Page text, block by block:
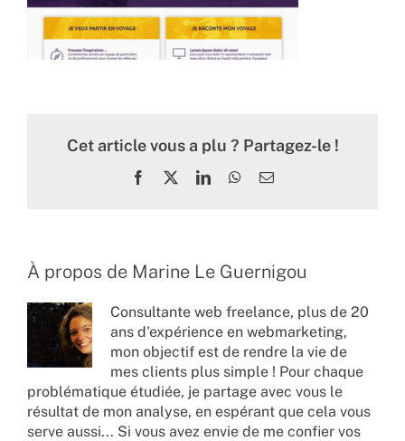
Cet article vous a plu ? Partagez-le !
Facebook LinkedInWhatsApp
Email
À propos de Marine Le Guernigou
Consultante web freelance, plus de 20
ans d'expérience en webmarketing,
mon objectif est de rendre la vie de
mes clients plus simple ! Pour chaque
problématique étudiée, je partage avec vous le
résultat de mon analyse, en espérant que cela vous
serve aussi... Si vous avez envie de me confier vos